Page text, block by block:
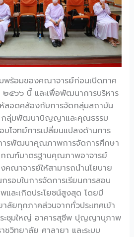
มพร้อมของคณาจารย์ก่อนเปิดภาค
๒๕๖๖ นี้ และเพื่อพัฒนาการบริหาร
สอดคล้องกับการจัดกลุ่มสถาบัน
กลุ่มพัฒนาปัญญาและคุณธรรม
โจทย์การเปลี่ยนแปลงด้านการ
ารพัฒนาคุณภาพการจัดการศึกษา
กณฑ์มาตรฐานคุณภาพอาจารย์
ณาจารย์ให้สามารถนำนโยบาย
รอบในการจัดการเรียนการสอน
และเกิดประโยชน์สูงสุด โดยมี
ยทุกภาคส่วนจากทั่วประเทศเข้า
ะชุมใหญ่ อาคารสุชีพ ปุญญานุภาพ
วิทยาลัย ศาลายา และระบบ